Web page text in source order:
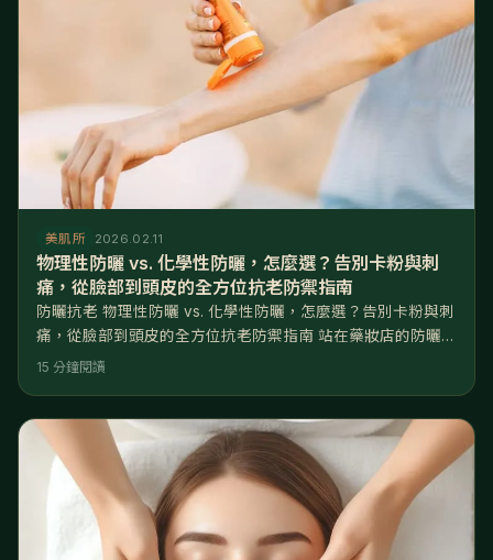
美肌所 2026.02.11
物理性防曬 vs. 化學性防曬，怎麼選？告別卡粉與刺
痛，從臉部到頭皮的全方位抗老防禦指南
防曬抗老 物理性防曬 vs. 化學性防曬，怎麼選？告別卡粉與刺
痛，從臉部到頭皮的全方位抗老防禦指南 站在藥妝店的防曬專
區，妳是否常常陷入選擇癱瘓？擦了純物理性防曬，臉白得像
肌大泛紅、長悶痘。防曬是抗老的第一步，但選錯防曬劑，比
不擦更傷皮膚。 核心解答： 物理性防曬與化學性防曬的差別
在於作用原
15 分鐘閱讀